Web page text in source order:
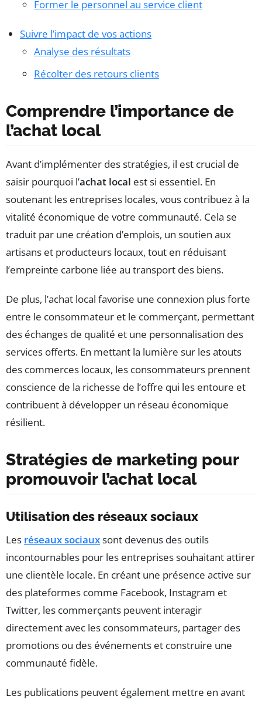
Former le personnel au service client
Suivre l’impact de vos actions
Analyse des résultats
Récolter des retours clients
Comprendre l’importance de
l’achat local
Avant d’implémenter des stratégies, il est crucial de
saisir pourquoi l’achat local est si essentiel. En
soutenant les entreprises locales, vous contribuez à la
vitalité économique de votre communauté. Cela se
traduit par une création d’emplois, un soutien aux
artisans et producteurs locaux, tout en réduisant
l’empreinte carbone liée au transport des biens.
De plus, l’achat local favorise une connexion plus forte
entre le consommateur et le commerçant, permettant
des échanges de qualité et une personnalisation des
services offerts. En mettant la lumière sur les atouts
des commerces locaux, les consommateurs prennent
conscience de la richesse de l’offre qui les entoure et
contribuent à développer un réseau économique
résilient.
Stratégies de marketing pour
promouvoir l’achat local
Utilisation des réseaux sociaux
Les réseaux sociauxsont devenus des outils
incontournables pour les entreprises souhaitant attirer
une clientèle locale. En créant une présence active sur
des plateformes comme Facebook, Instagram et
Twitter, les commerçants peuvent interagir
directement avec les consommateurs, partager des
promotions ou des événements et construire une
communauté fidèle.
Les publications peuvent également mettre en avant